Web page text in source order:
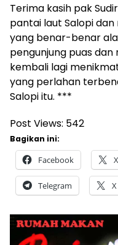
Terima kasih pak
pantai laut Salopi
yang benar-benar
pengunjung puas
kembali lagi
yang perlahan
Salopi itu. ***
Post Views: 542
Bagikan ini:
Facebook X
Telegram X